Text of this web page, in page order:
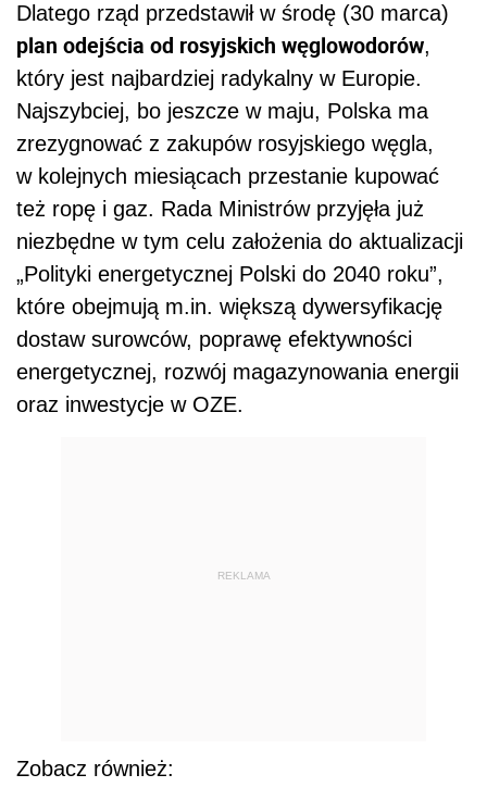
Dlatego rząd przedstawił w środę (30 marca)
plan odejścia od rosyjskich węglowodorów,
który jest najbardziej radykalny w Europie.
Najszybciej, bo jeszcze w maju, Polska ma
zrezygnować z zakupów rosyjskiego węgla,
w kolejnych miesiącach przestanie kupować
też ropę i gaz. Rada Ministrów przyjęła już
niezbędne w tym celu założenia do aktualizacji
„Polityki energetycznej Polski do 2040 roku”,
które obejmują m.in. większą dywersyfikację
dostaw surowców, poprawę efektywności
energetycznej, rozwój magazynowania energii
oraz inwestycje w OZE.
REKLAMA
Zobacz również: